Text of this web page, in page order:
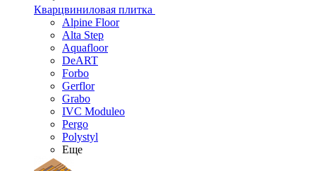
Кварцвиниловая плитка
Alpine Floor
Alta Step
Aquafloor
DeART
Forbo
Gerflor
Grabo
IVC Moduleo
Pergo
Polystyl
Еще